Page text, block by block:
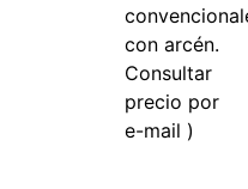
con arcén.
Consultar
precio por
e-mail )